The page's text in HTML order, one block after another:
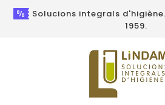
Solucions integrals
1959.